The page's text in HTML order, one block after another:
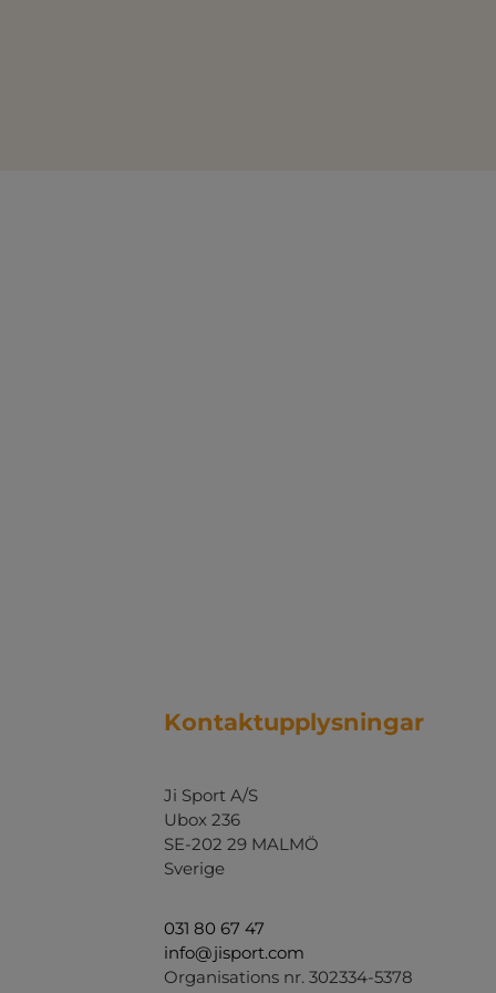
Kontaktupplysningar
Ji Sport A/S
Ubox 236
SE-202 29 MALMÖ
Sverige
031 80 67 47
info@jisport.com
Organisations nr. 302334-5378